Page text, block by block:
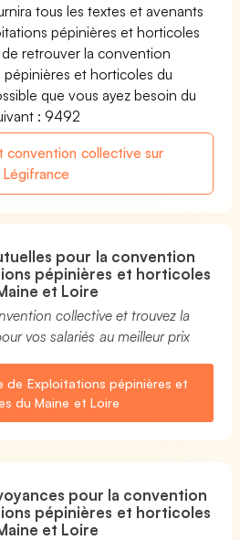
tous les textes et avenants
pépinières et horticoles
retrouver la convention
et horticoles du
que vous ayez besoin du
: 9492
convention collective sur
Légifrance
pour la convention
pépinières et horticoles
et Loire
collective et trouvez la
vos salariés au meilleur prix
de Exploitations pépinières et
du Maine et Loire
pour la convention
pépinières et horticoles
et Loire